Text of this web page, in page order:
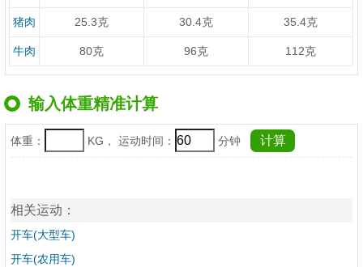
猪肉 25.3克 30.4克 35.4克
牛肉 80克 96克 112克
输入体重精准计算
体重： KG， 运动时间： 分钟
相关运动：
开车(大型车)
开车(农用车)